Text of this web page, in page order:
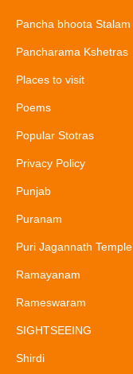
Pancha bhoota Stalam
Pancharama Kshetras
Places to visit
Poems
Popular Stotras
Privacy Policy
Punjab
Puranam
Puri Jagannath Temple
Ramayanam
Rameswaram
SIGHTSEEING
Shirdi